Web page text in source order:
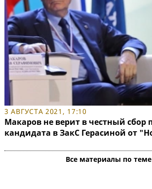
3 АВГУСТА 2021, 17:10
Макаров не верит в честный сбор
кандидата в ЗакС Герасиной от
Все материалы по